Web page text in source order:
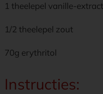
1 theelepel vanille-extract
1/2 theelepel zout
70g erythritol
Instructies: